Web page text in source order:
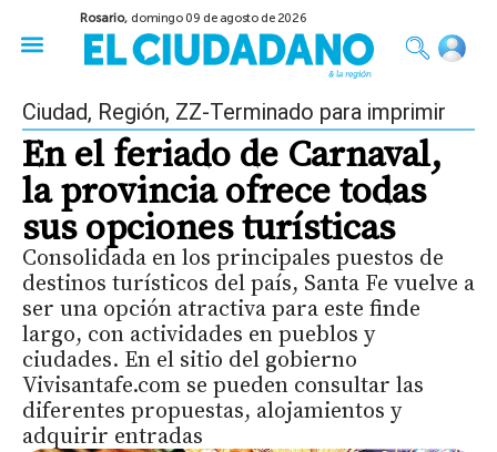
Rosario, domingo 09 de agosto de 2026
Ciudad, Región, ZZ-Terminado para imprimir
En el feriado de Carnaval,
la provincia ofrece todas
sus opciones turísticas
Consolidada en los principales puestos de
destinos turísticos del país, Santa Fe vuelve a
ser una opción atractiva para este finde
largo, con actividades en pueblos y
ciudades. En el sitio del gobierno
Vivisantafe.com se pueden consultar las
diferentes propuestas, alojamientos y
adquirir entradas